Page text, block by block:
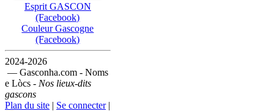
Esprit GASCON
(Facebook)
Couleur Gascogne
(Facebook)
2024-2026
— Gasconha.com - Noms
e Lòcs - Nos lieux-dits
gascons
Plan du site | Se connecter|